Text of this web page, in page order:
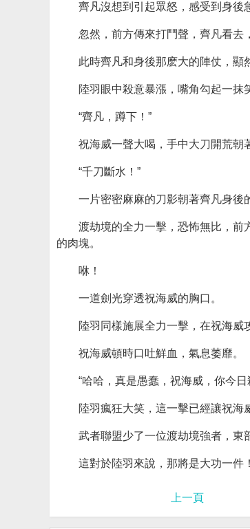
齊凡沒想到引起眾怒，感受到身後
忽然，前方傳來打鬥聲，齊凡看去
此時齊凡和身後那麽大的陣仗，顯
陸羽眼中殺意暴漲，嘴角勾起一抹
“齊凡，蹲下！”
祝海威一聲大喝，手中大刀開荒朝
“千刀斷水！”
一片密密麻麻的刀影朝著齊凡身後
渡劫境的全力一擊，恐怖無比，前
的肉塊。
咻！
一道劍光穿透祝海威的胸口。
陸羽同樣施展全力一擊，在祝海威
祝海威頓時口吐鮮血，氣息萎靡。
“哈哈，真是愚蠢，祝海威，你今
陸羽瘋狂大笑，這一擊已經讓祝海
武者聯盟少了一位渡劫境強者，東
這對於陸羽來說，那將是大功一件！
上一頁